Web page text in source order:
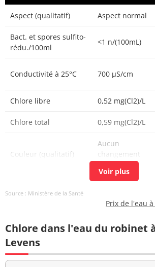
Aspect (qualitatif) Aspect normal
Bact. et spores sulfito-
rédu./100ml
<1 n/(100mL)
Conductivité à 25°C 700 µS/cm
Chlore libre 0,52 mg(Cl2)/L
Chlore total 0,59 mg(Cl2)/L
Couleur (qualitatif)
Aucun
changement
/100ml-MS
à 22°-68h
<1 n/mL
à 36°-44h
1 n/mL
Source : Ministère de la Santé
Prix de l'eau
Chlore dans l'eau du robinet
Levens